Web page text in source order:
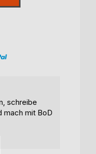
schreibe
mach mit BoD